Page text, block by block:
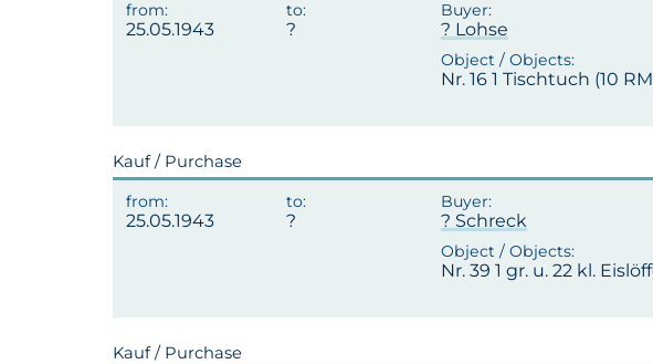
25.05.1943 ? Lohse
Nr. 16 1 Tischtuch (10
Kauf / Purchase
25.05.1943 ? Schreck
Nr. 39 1 gr. u. 22 kl.
Kauf / Purchase